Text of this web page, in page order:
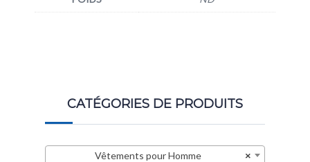
CATÉGORIES DE PRODUITS
×
Vêtements pour Homme